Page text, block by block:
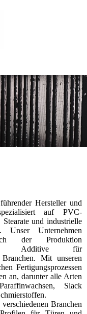
Hersteller und
auf PVC-
Stearate und industrielle
Unser Unternehmen
der Produktion
Additive für
Branchen. Mit unseren
Fertigungsprozessen
an, darunter alle Arten
Slack
Branchen